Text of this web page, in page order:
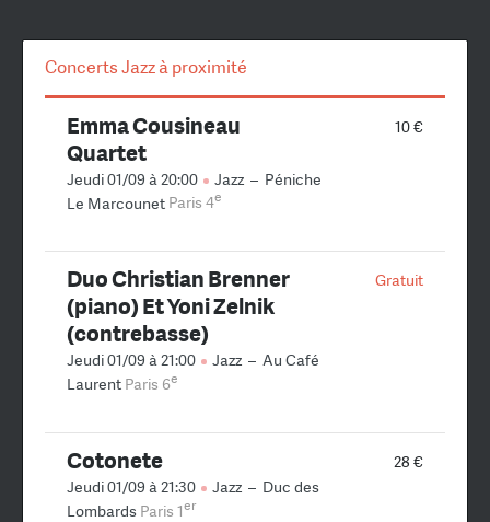
Concerts Jazz à proximité
10 €
Emma Cousineau
Quartet
Jeudi 01/09 à 20:00 Jazz – Péniche
Le Marcounet Paris 4e
Gratuit
Duo Christian Brenner
(piano) Et Yoni Zelnik
(contrebasse)
Jeudi 01/09 à 21:00 Jazz – Au Café
Laurent Paris 6e
28 €
Cotonete
Jeudi 01/09 à 21:30 Jazz – Duc des
Lombards Paris 1er